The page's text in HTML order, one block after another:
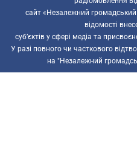
сайт «Незалежний
відомості
суб’єктів у сфері медіа та
У разі повного чи часткового
на "Незалежний